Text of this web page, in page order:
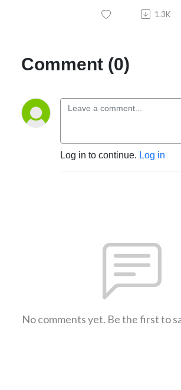
1.3K
Comment (0)
Log in to continue. Log in
No comments yet. Be the first to